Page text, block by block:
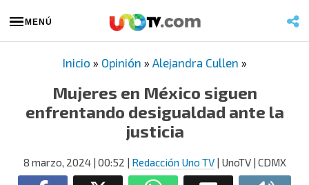
MENÚ
Inicio » Opinión » Alejandra Cullen »
Mujeres en México siguen
enfrentando desigualdad ante la
justicia
8 marzo, 2024| 00:52 | Redacción Uno TV| UnoTV | CDMX